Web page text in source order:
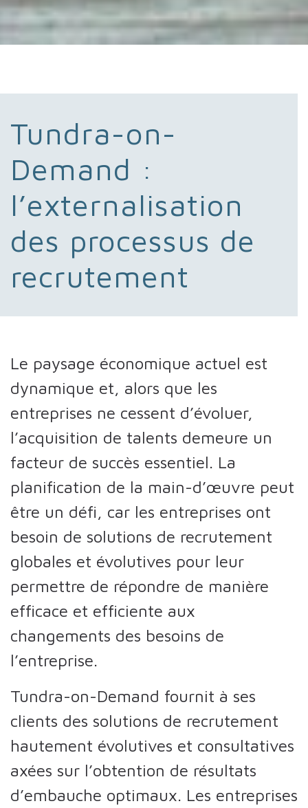
Tundra-on-
Demand :
l’externalisation
des processus de
recrutement
Le paysage économique actuel est
dynamique et, alors que les
entreprises ne cessent d’évoluer,
l’acquisition de talents demeure un
facteur de succès essentiel. La
planification de la main-d’œuvre peut
être un défi, car les entreprises ont
besoin de solutions de recrutement
globales et évolutives pour leur
permettre de répondre de manière
efficace et efficiente aux
changements des besoins de
l’entreprise.
Tundra-on-Demand fournit à ses
clients des solutions de recrutement
hautement évolutives et consultatives
axées sur l’obtention de résultats
d’embauche optimaux. Les entreprises